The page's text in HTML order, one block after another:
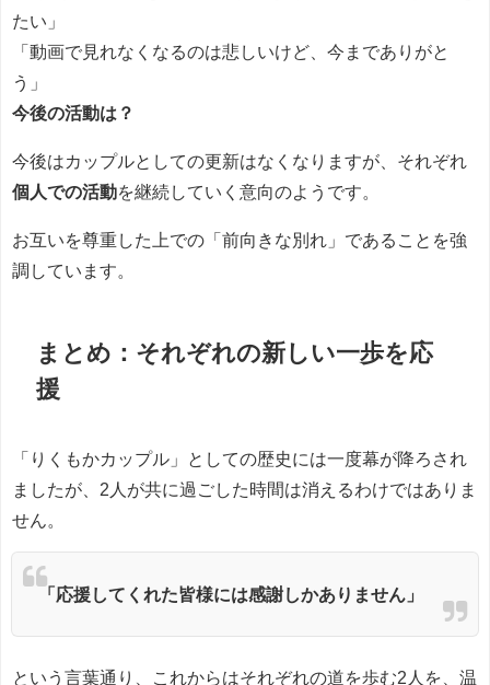
たい」
「動画で見れなくなるのは悲しいけど、今までありがと
う」
今後の活動は？
今後はカップルとしての更新はなくなりますが、それぞれ
個人での活動を継続していく意向のようです。
お互いを尊重した上での「前向きな別れ」であることを強
調しています。
まとめ：それぞれの新しい一歩を応
援
「りくもかカップル」としての歴史には一度幕が降ろされ
ましたが、2人が共に過ごした時間は消えるわけではありま
せん。
「応援してくれた皆様には感謝しかありません」
という言葉通り、これからはそれぞれの道を歩む2人を、温